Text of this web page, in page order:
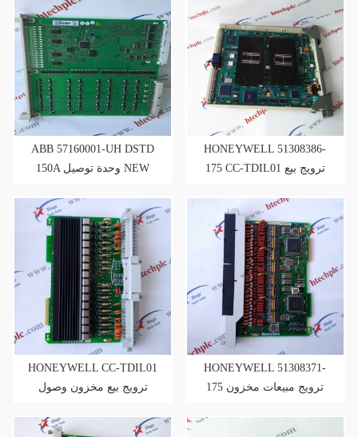
ABB 57160001-UH DSTD
150A وحدة توصيل NEW
HONEYWELL 51308386-
175 CC-TDIL01 ترويج بيع
HONEYWELL CC-TDIL01
ترويج بيع مخزون وصول
HONEYWELL 51308371-
175 ترويج مبيعات مخزون